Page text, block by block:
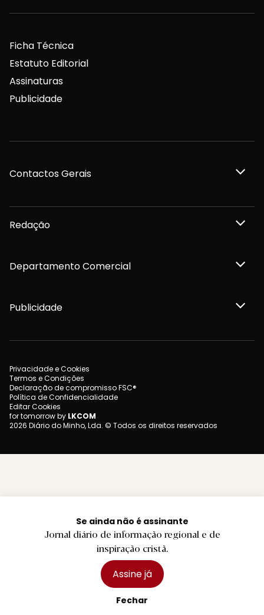
Se ainda não é assinante
Jornal diário de informação regional e de
inspiração cristã.
Assine já
Fechar
Ficha Técnica
Estatuto Editorial
Assinaturas
Publicidade
Contactos Gerais
Redação
Departamento Comercial
Publicidade
Privacidade e Cookies
Termos e Condições
Declaração de compromisso FSC®
Política de Confidencialidade
Editar Cookies
for tomorrow by LKCOM
2026 Diário do Minho, Lda. © Todos os direitos reservados